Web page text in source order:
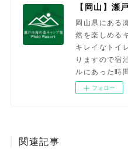
岡山県にある
然を楽しめる
キレイなトイ
りますので宿
ルにあった時
フォロー
関連記事